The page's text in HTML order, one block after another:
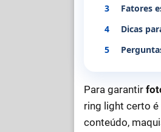
3
Fatores
4
Dicas
5
Para garantir
ring light certo
conteúdo,